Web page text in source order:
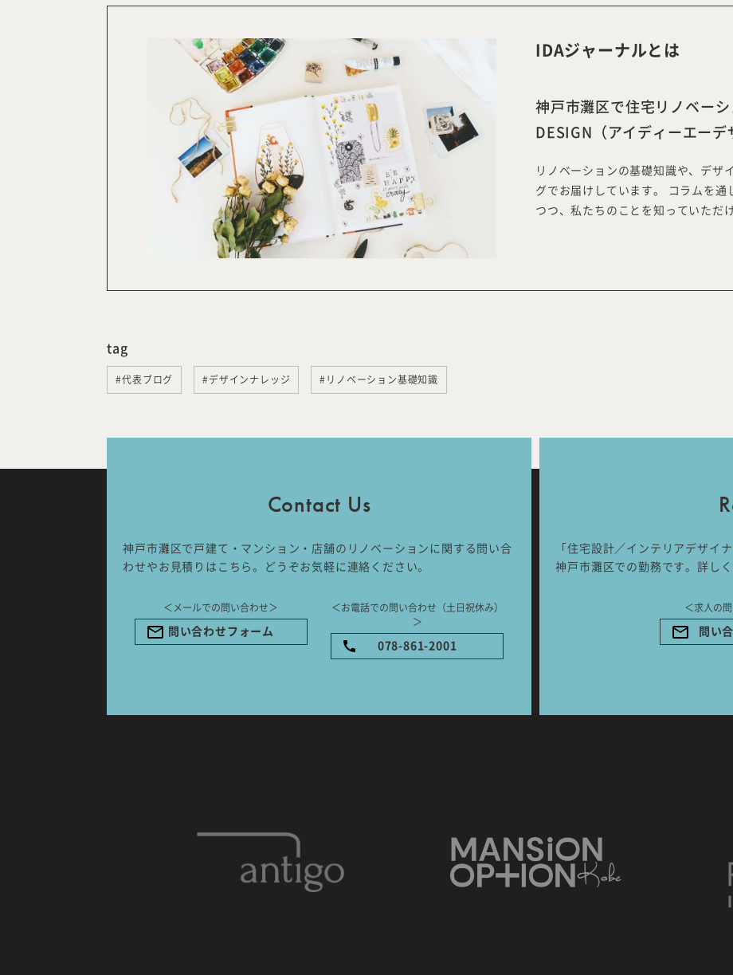
IDAジャーナルとは
神戸市灘区で住宅リノベー
DESIGN（アイディーエーデ
リノベーションの基礎知識や、デザ
グでお届けしています。 コラムを
つつ、私たちのことを知っていただ
tag
#代表ブログ #デザインナレッジ #リノベーション基礎知識
Contact Us
神戸市灘区で戸建て・マンション・店舗のリノベーションに関する問い合
わせやお見積りはこちら。どうぞお気軽に連絡ください。
＜メールでの問い合わせ＞
問い合わせフォーム
＜お電話での問い合わせ（土日祝休み）
＞
078-861-2001
「住宅設計／インテリアデザイ
神戸市灘区での勤務です。詳し
＜求人の
問い